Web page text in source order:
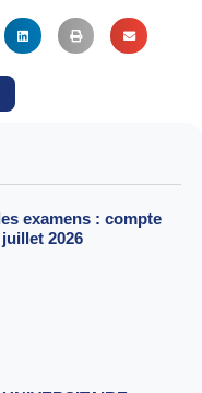
examens : compte
2026